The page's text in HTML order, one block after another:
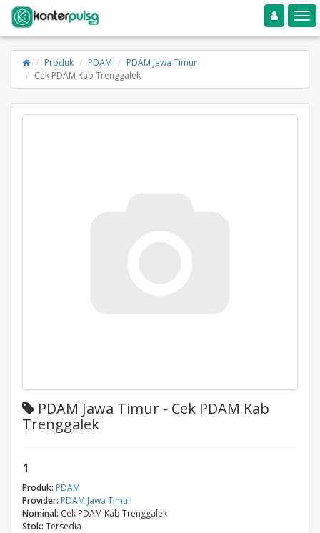
Toggle navigation
Produk PDAM
PDAM Jawa Timur
Cek PDAM Kab Trenggalek
PDAM Jawa Timur - Cek PDAM Kab
Trenggalek
1
Produk: PDAM
Provider: PDAM Jawa Timur
Nominal: Cek PDAM Kab Trenggalek
Stok: Tersedia